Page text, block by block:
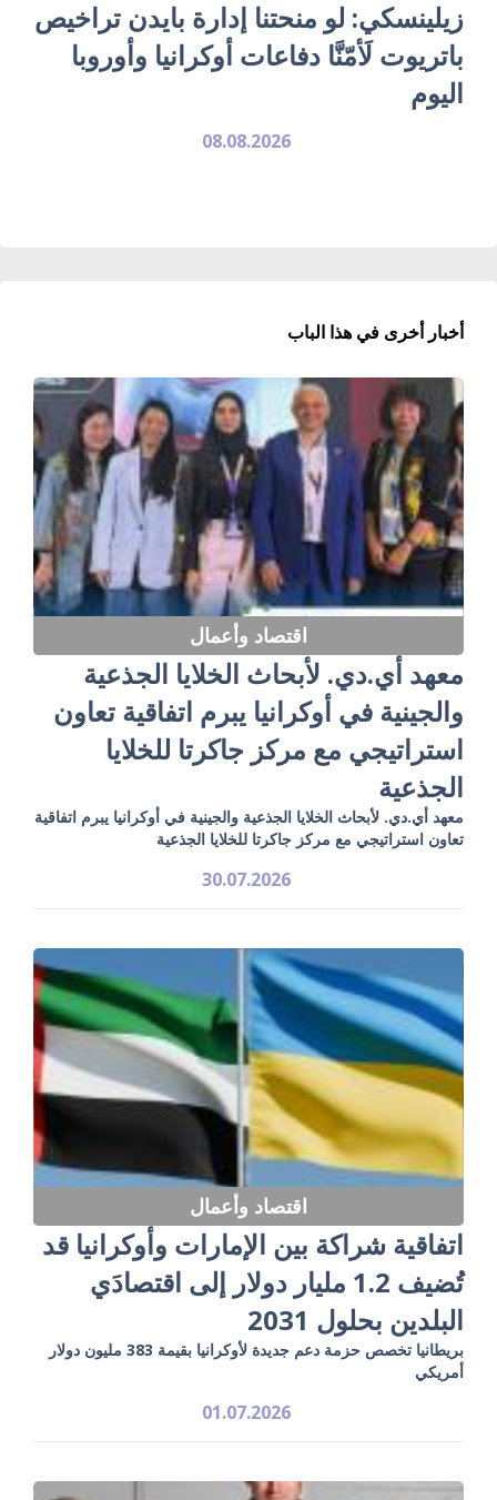
زيلينسكي: لو منحتنا إدارة بايدن تراخيص
باتريوت لَأمّنَّا دفاعات أوكرانيا وأوروبا
اليوم
08.08.2026
أخبار أخرى في هذا الباب
اقتصاد وأعمال
معهد أي.دي. لأبحاث الخلايا الجذعية
والجينية في أوكرانيا يبرم اتفاقية تعاون
استراتيجي مع مركز جاكرتا للخلايا
الجذعية
معهد أي.دي. لأبحاث الخلايا الجذعية والجينية في أوكرانيا يبرم اتفاقية
تعاون استراتيجي مع مركز جاكرتا للخلايا الجذعية
30.07.2026
اقتصاد وأعمال
اتفاقية شراكة بين الإمارات وأوكرانيا قد
تُضيف 1.2 مليار دولار إلى اقتصادَي
البلدين بحلول 2031
بريطانيا تخصص حزمة دعم جديدة لأوكرانيا بقيمة 383 مليون دولار
أمريكي
01.07.2026